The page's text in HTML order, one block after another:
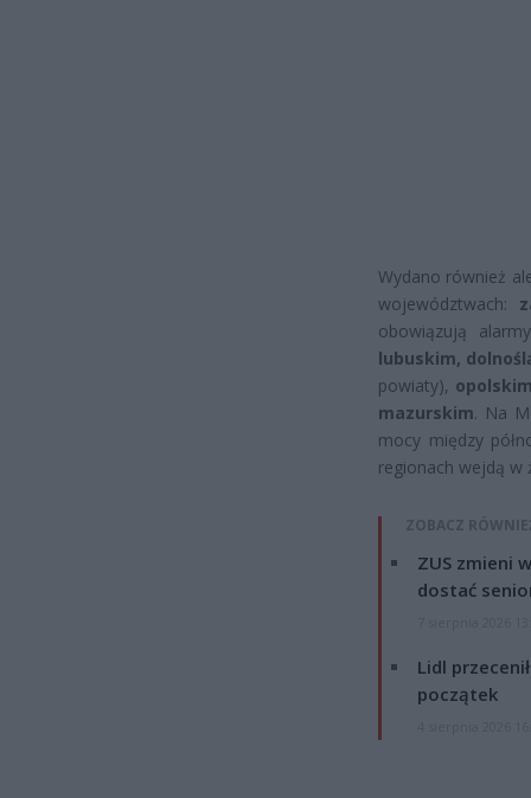
Wydano również
województwach:
obowiązują
lubuskim,
powiaty),
mazurskim. Na
mocy między
regionach wejdą w
ZOBACZ
ZUS zmieni
dostać
Lidl
początek